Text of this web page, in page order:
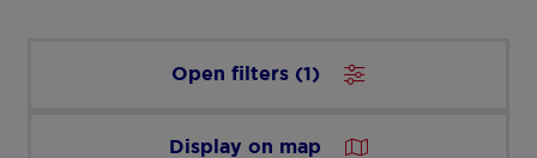
Open filters (1 )
Display on map